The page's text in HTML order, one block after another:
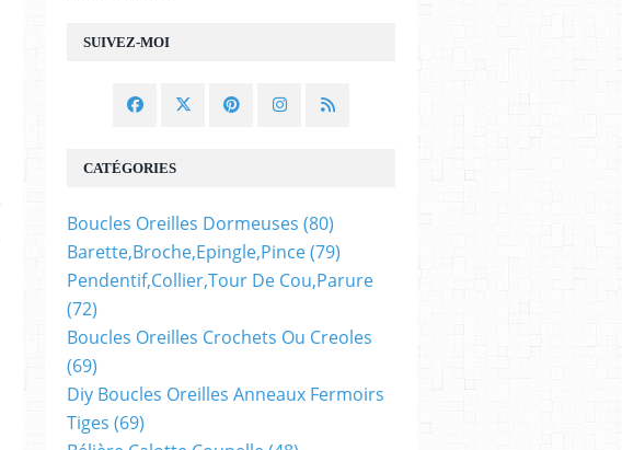
SUIVEZ-MOI
CATÉGORIES
Boucles Oreilles Dormeuses (80)
Barette,broche,epingle,pince(79)
Pendentif,collier,tour De Cou,parure
(72)
Boucles Oreilles Crochets Ou Creoles
(69)
Diy Boucles Oreilles Anneaux Fermoirs
Tiges (69)